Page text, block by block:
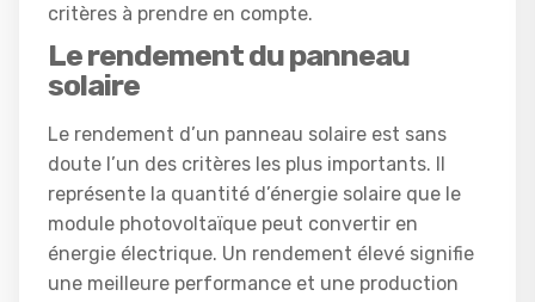
critères à prendre en compte.
Le rendement du panneau
solaire
Le rendement d’un panneau solaire est sans
doute l’un des critères les plus importants. Il
représente la quantité d’énergie solaire que le
module photovoltaïque peut convertir en
énergie électrique. Un rendement élevé signifie
une meilleure performance et une production